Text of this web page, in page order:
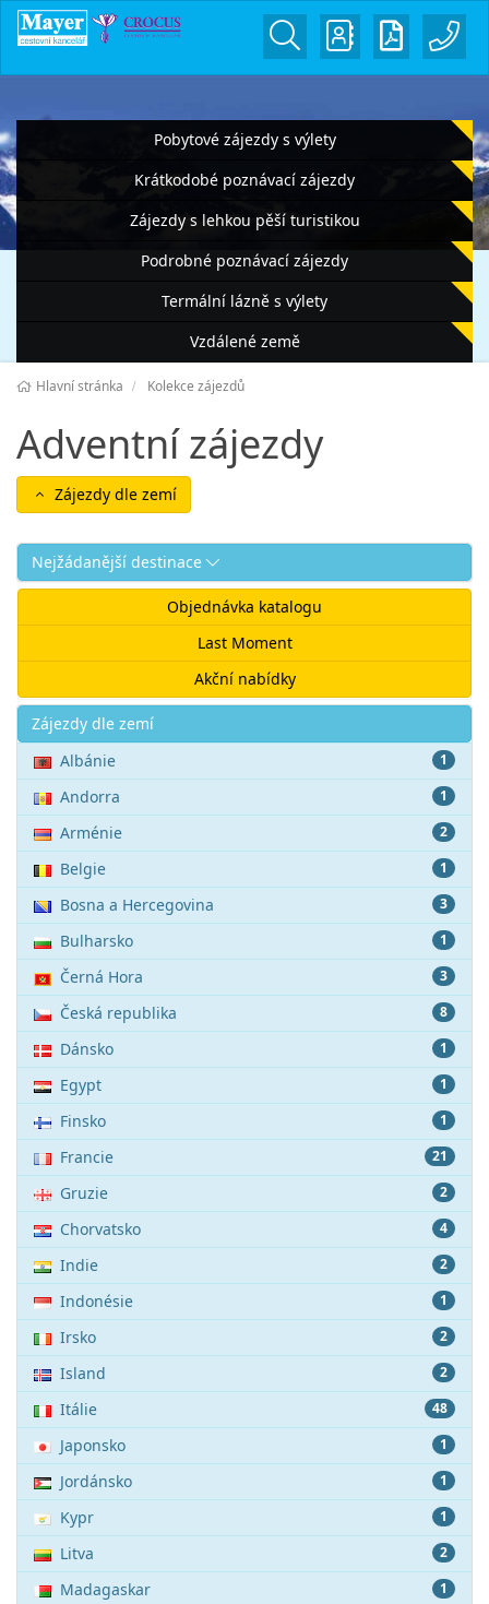
Pobytové zájezdy s výlety
Krátkodobé poznávací zájezdy
Zájezdy s lehkou pěší turistikou
Podrobné poznávací zájezdy
Termální lázně s výlety
Vzdálené země
Hlavní stránka Kolekce zájezdů
Adventní zájezdy
Zájezdy dle zemí
Nejžádanější destinace
Objednávka katalogu
Last Moment
Akční nabídky
Akce
Zájezdy dle zemí
1
Albánie
1
Andorra
2
Arménie
1
Belgie
3
Bosna a Hercegovina
1
Bulharsko
3
Černá Hora
8
Česká republika
1
Dánsko
1
Egypt
1
Finsko
21
Francie
2
Gruzie
4
Chorvatsko
2
Indie
1
Indonésie
2
Irsko
2
Island
48
Itálie
1
Japonsko
1
Jordánsko
1
Kypr
2
Litva
1
Madagaskar